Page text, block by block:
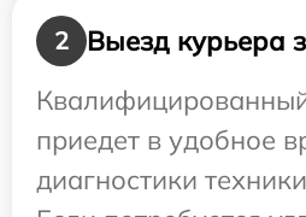
2
Выезд курьера
приедет в удобное
диагностики